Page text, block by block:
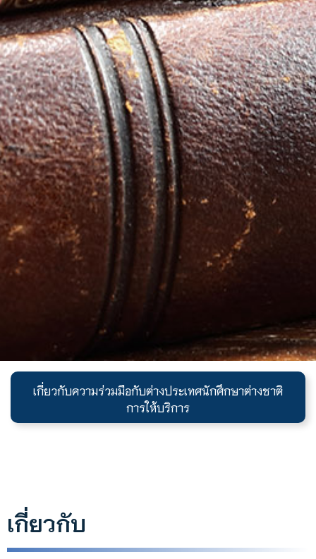
เกี่ยวกับความร่วมมือกับต่างประเทศนักศึกษาต่างชาติ
การให้บริการ
เกี่ยวกับ